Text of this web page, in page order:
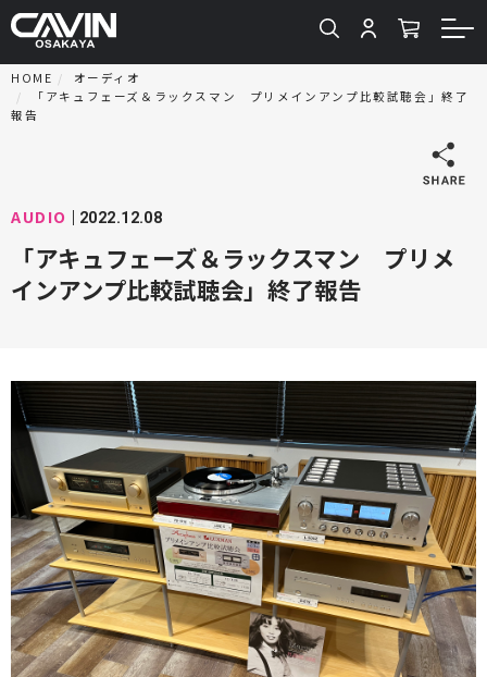
HOME
オーディオ
「アキュフェーズ＆ラックスマン プリメインアンプ比較試聴会」終了
報告
AUDIO 2022.12.08
「アキュフェーズ＆ラックスマン プリメ
インアンプ比較試聴会」終了報告